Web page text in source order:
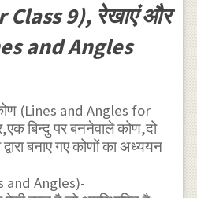
9), रेखाएं और
and Angles
(Lines and Angles for
बिन्दु पर बननेवाले कोण,दो
बनाए गए कोणों का अध्ययन
and Angles)-